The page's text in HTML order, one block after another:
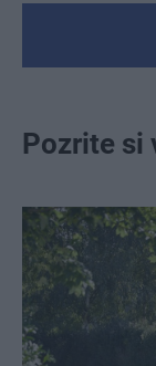
Pozrite si